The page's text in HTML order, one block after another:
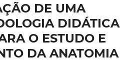
DE UMA
DIDÁTICA
O ESTUDO E
DA ANATOMIA